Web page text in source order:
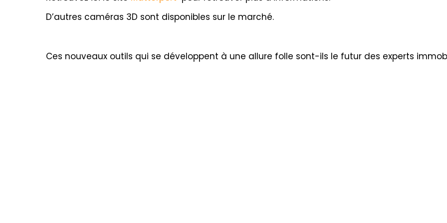
D’autres caméras 3D sont disponibles sur le marché.
Ces nouveaux outils qui se développent à une allure folle sont-ils le futur des experts